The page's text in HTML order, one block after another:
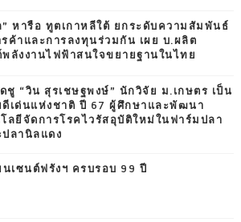
หารือ ทูตเกาหลีใต้ ยกระดับความสัมพันธ์
ค้าและการลงทุนร่วมกัน เผย บ.ผลิต
ลังงานไฟฟ้าสนใจขยายฐานในไทย
ชู “วิน สุรเชษฐพงษ์” นักวิจัย ม.เกษตร เป็น
เด่นแห่งชาติ ปี 67 ผู้ศึกษาและพัฒนา
ลยีจัดการโรคไวรัสอุบัติใหม่ในฟาร์มปลา
ลานิลแดง
นเซนต์ฟรังฯ ครบรอบ 99 ปี